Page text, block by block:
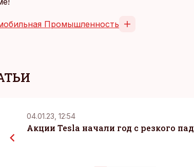
Промышленность
04.01.23, 12:54
Акции Tesla начали год с резкого